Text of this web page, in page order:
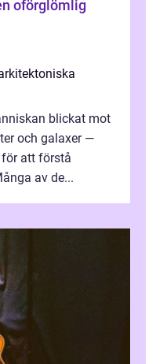
oförglömlig
blickat mot
och galaxer —
att förstå
av de...